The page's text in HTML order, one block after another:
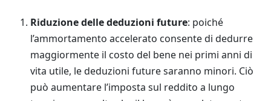
Riduzione delle deduzioni future: poiché
l’ammortamento accelerato consente di dedurre
maggiormente il costo del bene nei primi anni di
vita utile, le deduzioni future saranno minori. Ciò
può aumentare l’imposta sul reddito a lungo